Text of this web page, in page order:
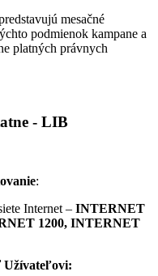
mesačné
podmienok kampane a
platných právnych
- LIB
:
Internet – INTERNET
1200, INTERNET
Užívateľovi: